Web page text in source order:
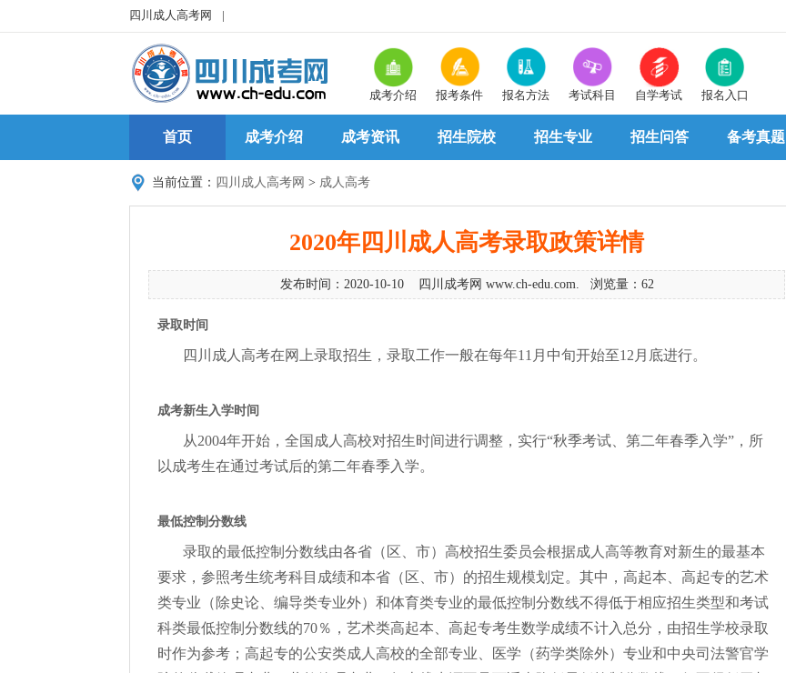
四川成人高考网 |
成考介绍 报考条件 报名方法 考试科目 自学考试 报名入口
首页 成考介绍 成考资讯 招生院校 招生专业 招生问答 备考真题
当前位置： 四川成人高考网 > 成人高考
2020年四川成人高考录取政策详情
发布时间：2020-10-10 四川成考网 www.ch-edu.com. 浏览量：62
录取时间
四川成人高考在网上录取招生，录取工作一般在每年11月中旬开始至12月底进行。
成考新生入学时间
从2004年开始，全国成人高校对招生时间进行调整，实行“秋季考试、第二年春季入学”，所
以成考生在通过考试后的第二年春季入学。
最低控制分数线
录取的最低控制分数线由各省（区、市）高校招生委员会根据成人高等教育对新生的最基本
要求，参照考生统考科目成绩和本省（区、市）的招生规模划定。其中，高起本、高起专的艺术
类专业（除史论、编导类专业外）和体育类专业的最低控制分数线不得低于相应招生类型和考试
科类最低控制分数线的70％，艺术类高起本、高起专考生数学成绩不计入总分，由招生学校录取
时作为参考；高起专的公安类成人高校的全部专业、医学（药学类除外）专业和中央司法警官学